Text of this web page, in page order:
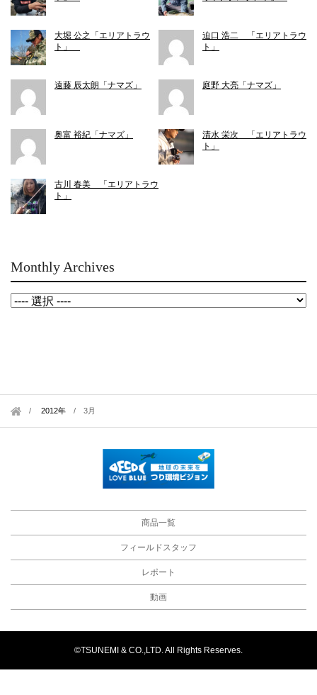
大堀 公之「エリアトラウ
ト」
迫口 浩二 「エリアトラウ
ト」
遠藤 辰太朗「ナマズ」 庭野 大亮「ナマズ」
奥富 裕紀「ナマズ」
清水 栄次 「エリアトラウ
ト」
古川 春美 「エリアトラウ
ト」
Monthly Archives
2012年 /3月
商品一覧
フィールドスタッフ
レポート
動画
©TSUNEMI & CO.,LTD. All Rights Reserves.